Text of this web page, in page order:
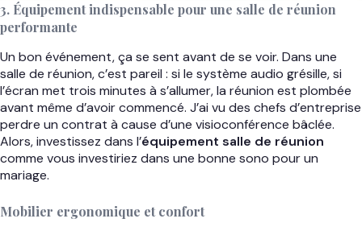
3. Équipement indispensable pour une salle de réunion
performante
Un bon événement, ça se sent avant de se voir. Dans une
salle de réunion, c’est pareil : si le système audio grésille, si
l’écran met trois minutes à s’allumer, la réunion est plombée
avant même d’avoir commencé. J’ai vu des chefs d’entreprise
perdre un contrat à cause d’une visioconférence bâclée.
Alors, investissez dans l’équipement salle de réunion
comme vous investiriez dans une bonne sono pour un
mariage.
Mobilier ergonomique et confort